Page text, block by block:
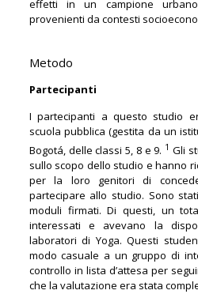
effetti in un campione
provenienti da contesti
Metodo
Partecipanti
I partecipanti a questo studio
scuola pubblica (gestita da un
Bogotá, delle classi 5, 8 e 9. 1 Gli
sullo scopo dello studio e hanno
per la loro genitori di
partecipare allo studio. Sono
moduli firmati. Di questi, un
interessati e avevano la
laboratori di Yoga. Questi
modo casuale a un gruppo di
controllo in lista d’attesa per
che la valutazione era stata